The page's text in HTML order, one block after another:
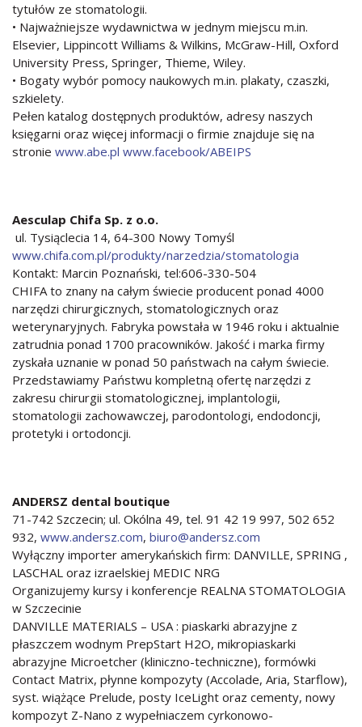
tytułów ze stomatologii.
• Najważniejsze wydawnictwa w jednym miejscu m.in.
Elsevier, Lippincott Williams & Wilkins, McGraw-Hill, Oxford
University Press, Springer, Thieme, Wiley.
• Bogaty wybór pomocy naukowych m.in. plakaty, czaszki,
szkielety.
Pełen katalog dostępnych produktów, adresy naszych
księgarni oraz więcej informacji o firmie znajduje się na
stronie www.abe.pl www.facebook/ABEIPS
Aesculap Chifa Sp. z o.o.
ul. Tysiąclecia 14, 64-300 Nowy Tomyśl
www.chifa.com.pl/produkty/narzedzia/stomatologia
Kontakt: Marcin Poznański, tel:606-330-504
CHIFA to znany na całym świecie producent ponad 4000
narzędzi chirurgicznych, stomatologicznych oraz
weterynaryjnych. Fabryka powstała w 1946 roku i aktualnie
zatrudnia ponad 1700 pracowników. Jakość i marka firmy
zyskała uznanie w ponad 50 państwach na całym świecie.
Przedstawiamy Państwu kompletną ofertę narzędzi z
zakresu chirurgii stomatologicznej, implantologii,
stomatologii zachowawczej, parodontologi, endodoncji,
protetyki i ortodoncji.
ANDERSZ dental boutique
71-742 Szczecin; ul. Okólna 49, tel. 91 42 19 997, 502 652
932, www.andersz.com, biuro@andersz.com
Wyłączny importer amerykańskich firm: DANVILLE, SPRING ,
LASCHAL oraz izraelskiej MEDIC NRG
Organizujemy kursy i konferencje REALNA STOMATOLOGIA
w Szczecinie
DANVILLE MATERIALS – USA : piaskarki abrazyjne z
płaszczem wodnym PrepStart H2O, mikropiaskarki
abrazyjne Microetcher (kliniczno-techniczne), formówki
Contact Matrix, płynne kompozyty (Accolade, Aria, Starflow),
syst. wiążące Prelude, posty IceLight oraz cementy, nowy
kompozyt Z-Nano z wypełniaczem cyrkonowo-